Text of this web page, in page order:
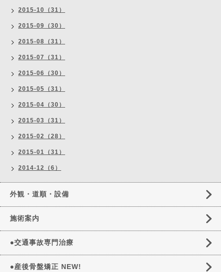
2015-10（31）
2015-09（30）
2015-08（31）
2015-07（31）
2015-06（30）
2015-05（31）
2015-04（30）
2015-03（31）
2015-02（28）
2015-01（31）
2014-12（6）
外観・道順・設備
施術案内
●交通事故専門治療
●産後骨盤矯正 NEW!